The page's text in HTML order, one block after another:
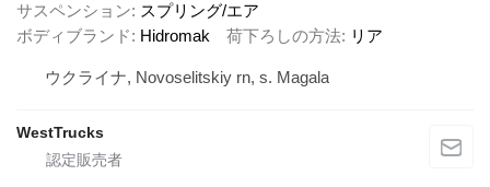
サスペンション
スプリング/エア
ボディブランド
Hidromak 荷下ろしの方法 リア
ウクライナ, Novoselitskiy rn, s. Magala
WestTrucks